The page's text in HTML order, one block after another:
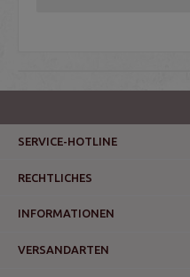
SERVICE-HOTLINE
RECHTLICHES
INFORMATIONEN
VERSANDARTEN